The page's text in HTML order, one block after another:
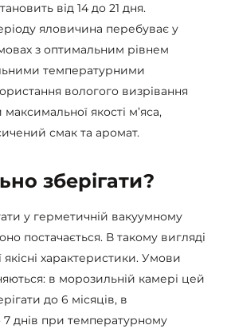
від 14 до 21 дня.
яловичина перебуває у
з оптимальним рівнем
температурними
вологого визрівання
якості м’яса,
смак та аромат.
зберігати?
у герметичній вакуумному
постачається. В такому вигляді
характеристики. Умови
в морозильній камері цей
до 6 місяців, в
днів при температурному